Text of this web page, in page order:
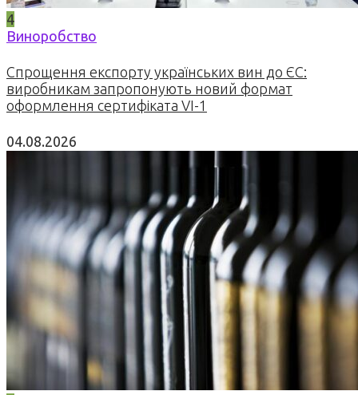
4
Виноробство
Спрощення експорту українських вин до ЄС:
виробникам запропонують новий формат
оформлення сертифіката VI-1
04.08.2026